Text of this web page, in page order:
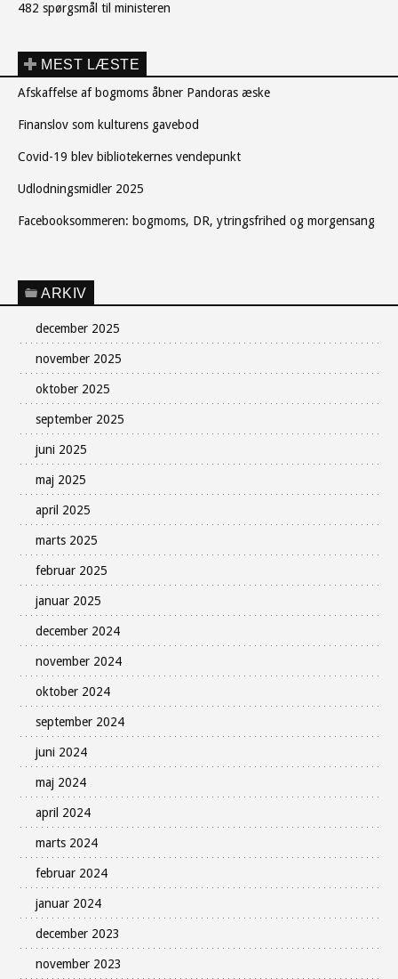
482 spørgsmål til ministeren
MEST LÆSTE
Afskaffelse af bogmoms åbner Pandoras æske
Finanslov som kulturens gavebod
Covid-19 blev bibliotekernes vendepunkt
Udlodningsmidler 2025
Facebooksommeren: bogmoms, DR, ytringsfrihed og morgensang
ARKIV
december 2025
november 2025
oktober 2025
september 2025
juni 2025
maj 2025
april 2025
marts 2025
februar 2025
januar 2025
december 2024
november 2024
oktober 2024
september 2024
juni 2024
maj 2024
april 2024
marts 2024
februar 2024
januar 2024
december 2023
november 2023